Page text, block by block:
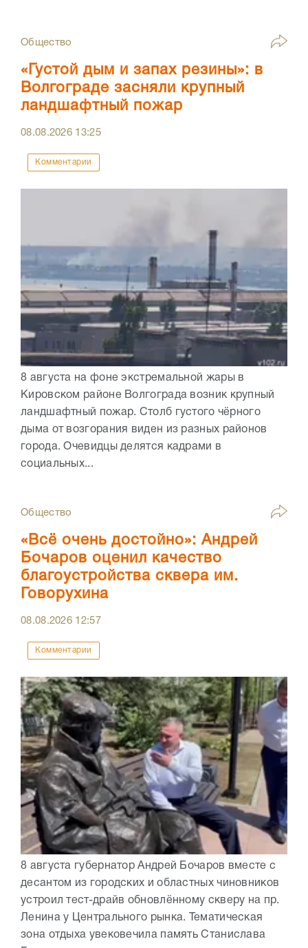
Общество
«Густой дым и запах резины»: в
Волгограде засняли крупный
ландшафтный пожар
08.08.2026 13:25
Комментарии
8 августа на фоне экстремальной жары в
Кировском районе Волгограда возник крупный
ландшафтный пожар. Столб густого чёрного
дыма от возгорания виден из разных районов
города. Очевидцы делятся кадрами в
социальных...
Общество
«Всё очень достойно»: Андрей
Бочаров оценил качество
благоустройства сквера им.
Говорухина
08.08.2026 12:57
Комментарии
8 августа губернатор Андрей Бочаров вместе с
десантом из городских и областных чиновников
устроил тест-драйв обновлённому скверу на пр.
Ленина у Центрального рынка. Тематическая
зона отдыха увековечила память Станислава